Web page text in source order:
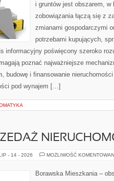
i gruntów jest obszarem, w
zobowiązania łączą się z
zmianami gospodarczymi
potrzebami kupujących,
informacyjny poświęcony szeroko
poznać najważniejsze
budowę i finansowanie
pod wynajem […]
- 14 - 2026 MOŻLIWOŚĆ
Borawska Mieszkania –